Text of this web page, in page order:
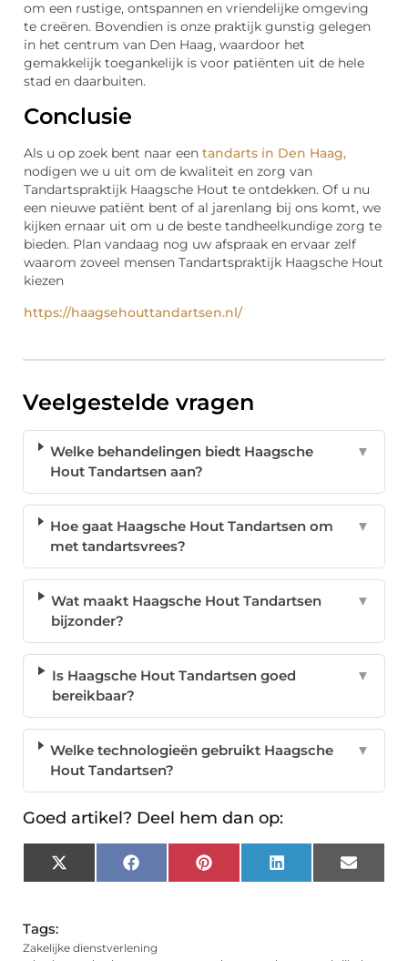
om een rustige, ontspannen en vriendelijke omgeving
te creëren. Bovendien is onze praktijk gunstig gelegen
in het centrum van Den Haag, waardoor het
gemakkelijk toegankelijk is voor patiënten uit de hele
stad en daarbuiten.
Conclusie
Als u op zoek bent naar een tandarts in Den Haag,
nodigen we u uit om de kwaliteit en zorg van
Tandartspraktijk Haagsche Hout te ontdekken. Of u nu
een nieuwe patiënt bent of al jarenlang bij ons komt, we
kijken ernaar uit om u de beste tandheelkundige zorg te
bieden. Plan vandaag nog uw afspraak en ervaar zelf
waarom zoveel mensen Tandartspraktijk Haagsche Hout
kiezen
https://haagsehouttandartsen.nl/
Veelgestelde vragen
Welke behandelingen biedt Haagsche
Hout Tandartsen aan?
▼
Hoe gaat Haagsche Hout Tandartsen om
met tandartsvrees?
▼
Wat maakt Haagsche Hout Tandartsen
bijzonder?
▼
Is Haagsche Hout Tandartsen goed
bereikbaar?
▼
Welke technologieën gebruikt Haagsche
Hout Tandartsen?
▼
Goed artikel? Deel hem dan op:
X
(Twitter)
FacebookPinterest LinkedIn Email
Tags:
Zakelijke dienstverlening